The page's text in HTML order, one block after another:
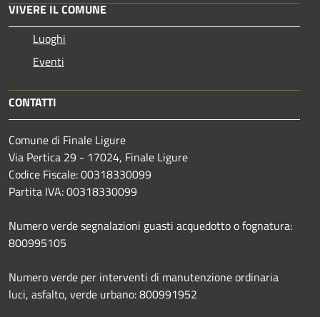
VIVERE IL COMUNE
Luoghi
Eventi
CONTATTI
Comune di Finale Ligure
Via Pertica 29 - 17024, Finale Ligure
Codice Fiscale: 00318330099
Partita IVA: 00318330099
Numero verde segnalazioni guasti acquedotto o fognatura:
800995105
Numero verde per interventi di manutenzione ordinaria
luci, asfalto, verde urbano: 800991952